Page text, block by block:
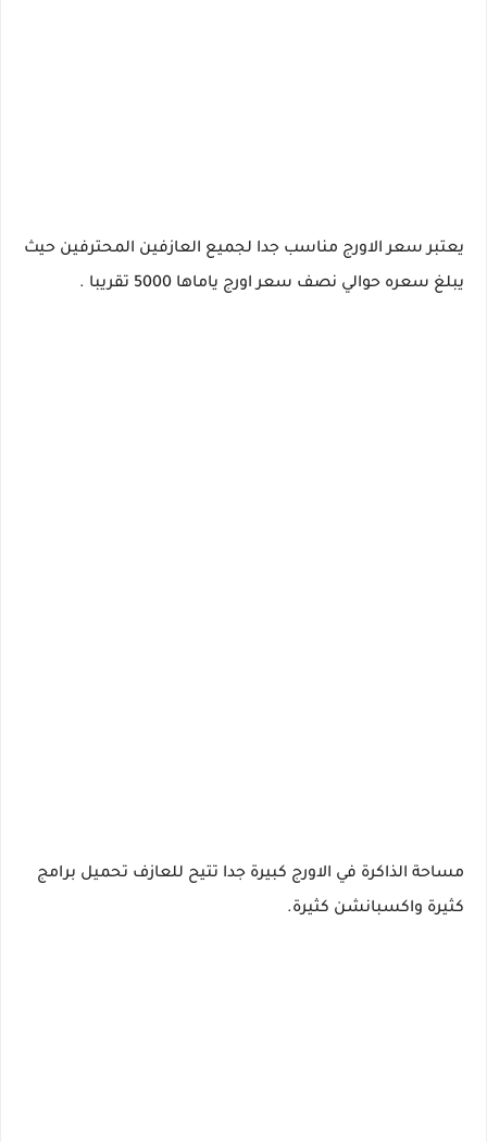
يعتبر سعر الاورج مناسب جدا لجميع العازفين المحترفين حيث
يبلغ سعره حوالي نصف سعر اورج ياماها 5000 تقريبا .
مساحة الذاكرة في الاورج كبيرة جدا تتيح للعازف تحميل برامج
كثيرة واكسبانشن كثيرة.